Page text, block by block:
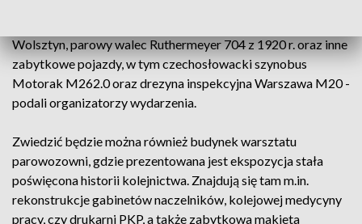
Wolsztyn, parowy walec Ruthermeyer 704 z 1920 r. oraz inne
zabytkowe pojazdy, w tym czechosłowacki szynobus
Motorak M262.0 oraz drezyna inspekcyjna Warszawa M20 -
podali organizatorzy wydarzenia.
Zwiedzić będzie można również budynek warsztatu
parowozowni, gdzie prezentowana jest ekspozycja stała
poświęcona historii kolejnictwa. Znajdują się tam m.in.
rekonstrukcje gabinetów naczelników, kolejowej medycyny
pracy, czy drukarni PKP, a także zabytkowa makieta